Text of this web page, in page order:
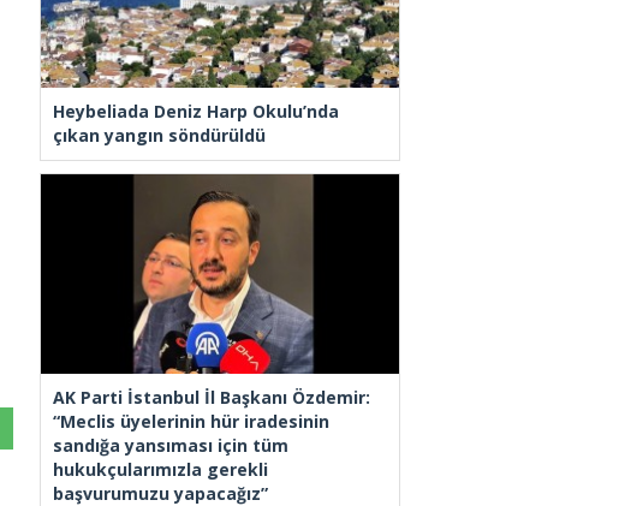
Heybeliada Deniz Harp Okulu’nda
çıkan yangın söndürüldü
AK Parti İstanbul İl Başkanı Özdemir:
“Meclis üyelerinin hür iradesinin
sandığa yansıması için tüm
hukukçularımızla gerekli
başvurumuzu yapacağız”